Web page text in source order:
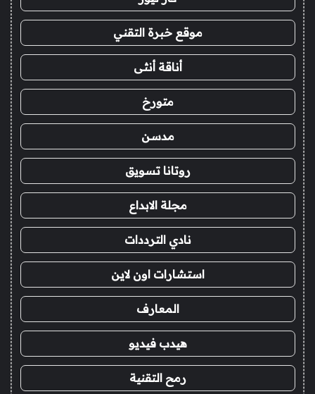
موقع خبرة التقني
أناقة أنثى
متورخ
مدسن
روتانا تسويق
مجلة الابداع
نادي الترددات
استشارات اون لاين
المعارف
هيدب فيديو
رمح التقنية